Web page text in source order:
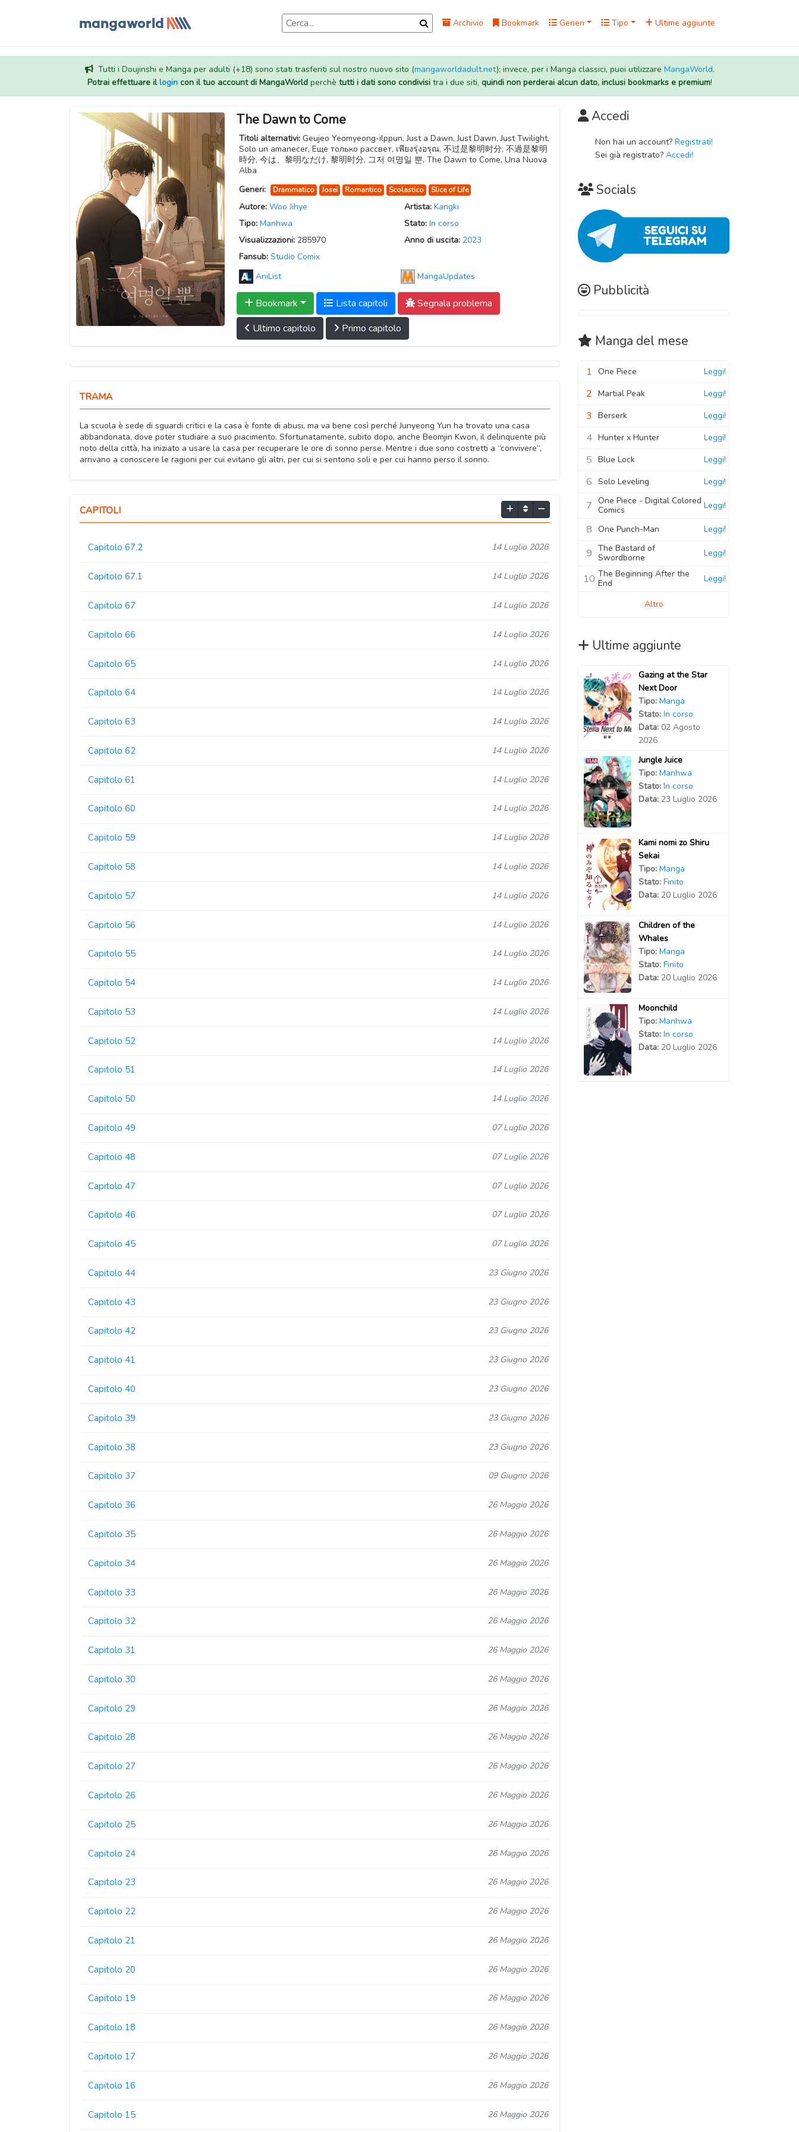
Archivio Bookmark Generi Tipo Ultime aggiunte
Tutti i Doujinshi e Manga per adulti (+18) sono stati trasferiti sul nostro nuovo sito (mangaworldadult.net); invece, per i Manga classici, puoi utilizzare MangaWorld.
Potrai effettuare illogincon il tuo account di MangaWorldperchè tutti i dati sono condivisitra i due siti, quindi non perderai alcun dato, inclusi bookmarks e premium!
The Dawn to Come
Titoli alternativi: Geujeo Yeomyeong-ilppun, Just a Dawn, Just Dawn, Just Twilight,
Solo un amanecer, Еще только рассвет, เพียงรุ่งอรุณ, 不过是黎明时分, 不過是黎明
時分, 今は、黎明なだけ, 黎明时分, 그저 여명일 뿐, The Dawn to Come, Una Nuova
Alba
Generi:
Drammatico Josei Romantico Scolastico Slice of Life
Autore: Woo Jihye Artista: Kangki
Tipo: Manhwa Stato: In corso
Visualizzazioni: 285970 Anno di uscita: 2023
Fansub: Studio Comix
AniList
MangaUpdates
Bookmark Lista capitoli
Segnala problema
Ultimo capitolo
Primo capitolo
TRAMA
La scuola è sede di sguardi critici e la casa è fonte di abusi, ma va bene così perché Junyeong Yun ha trovato una casa
abbandonata, dove poter studiare a suo piacimento. Sfortunatamente, subito dopo, anche Beomjin Kwon, il delinquente più
noto della città, ha iniziato a usare la casa per recuperare le ore di sonno perse. Mentre i due sono costretti a “convivere”,
arrivano a conoscere le ragioni per cui evitano gli altri, per cui si sentono soli e per cui hanno perso il sonno.
CAPITOLI
Capitolo 67.2 14 Luglio 2026
Capitolo 67.1 14 Luglio 2026
Capitolo 67 14 Luglio 2026
Capitolo 66 14 Luglio 2026
Capitolo 65 14 Luglio 2026
Capitolo 64 14 Luglio 2026
Capitolo 63 14 Luglio 2026
Capitolo 62 14 Luglio 2026
Capitolo 61 14 Luglio 2026
Capitolo 60 14 Luglio 2026
Capitolo 59 14 Luglio 2026
Capitolo 58 14 Luglio 2026
Capitolo 57 14 Luglio 2026
Capitolo 56 14 Luglio 2026
Capitolo 55 14 Luglio 2026
Capitolo 54 14 Luglio 2026
Capitolo 53 14 Luglio 2026
Capitolo 52 14 Luglio 2026
Capitolo 51 14 Luglio 2026
Capitolo 50 14 Luglio 2026
Capitolo 49 07 Luglio 2026
Capitolo 48 07 Luglio 2026
Capitolo 47 07 Luglio 2026
Capitolo 46 07 Luglio 2026
Capitolo 45 07 Luglio 2026
Capitolo 44 23 Giugno 2026
Capitolo 43 23 Giugno 2026
Capitolo 42 23 Giugno 2026
Capitolo 41 23 Giugno 2026
Capitolo 40 23 Giugno 2026
Capitolo 39 23 Giugno 2026
Capitolo 38 23 Giugno 2026
Capitolo 37 09 Giugno 2026
Capitolo 36 26 Maggio 2026
Capitolo 35 26 Maggio 2026
Capitolo 34 26 Maggio 2026
Capitolo 33 26 Maggio 2026
Capitolo 32 26 Maggio 2026
Capitolo 31 26 Maggio 2026
Capitolo 30 26 Maggio 2026
Capitolo 29 26 Maggio 2026
Capitolo 28 26 Maggio 2026
Capitolo 27 26 Maggio 2026
Capitolo 26 26 Maggio 2026
Capitolo 25 26 Maggio 2026
Capitolo 24 26 Maggio 2026
Capitolo 23 26 Maggio 2026
Capitolo 22 26 Maggio 2026
Capitolo 21 26 Maggio 2026
Capitolo 20 26 Maggio 2026
Capitolo 19 26 Maggio 2026
Capitolo 18 26 Maggio 2026
Capitolo 17 26 Maggio 2026
Capitolo 16 26 Maggio 2026
Capitolo 15 26 Maggio 2026
Accedi
Non hai un account? Registrati!
Sei già registrato? Accedi!
Socials
Pubblicità
Manga del mese
1 One Piece Leggi!
2 Martial Peak Leggi!
3 Berserk Leggi!
4 Hunter x Hunter Leggi!
5 Blue Lock Leggi!
6 Solo Leveling Leggi!
7 One Piece - Digital Colored
Comics
Leggi!
8 One Punch-Man Leggi!
9 The Bastard of
Swordborne
Leggi!
10 The Beginning After the
End
Leggi!
Altro
Ultime aggiunte
Gazing at the Star
Next Door
Tipo: Manga
Stato: In corso
Data: 02 Agosto
2026
Jungle Juice
Tipo: Manhwa
Stato: In corso
Data: 23 Luglio 2026
Kami nomi zo Shiru
Sekai
Tipo: Manga
Stato: Finito
Data: 20 Luglio 2026
Children of the
Whales
Tipo: Manga
Stato: Finito
Data: 20 Luglio 2026
Moonchild
Tipo: Manhwa
Stato: In corso
Data: 20 Luglio 2026